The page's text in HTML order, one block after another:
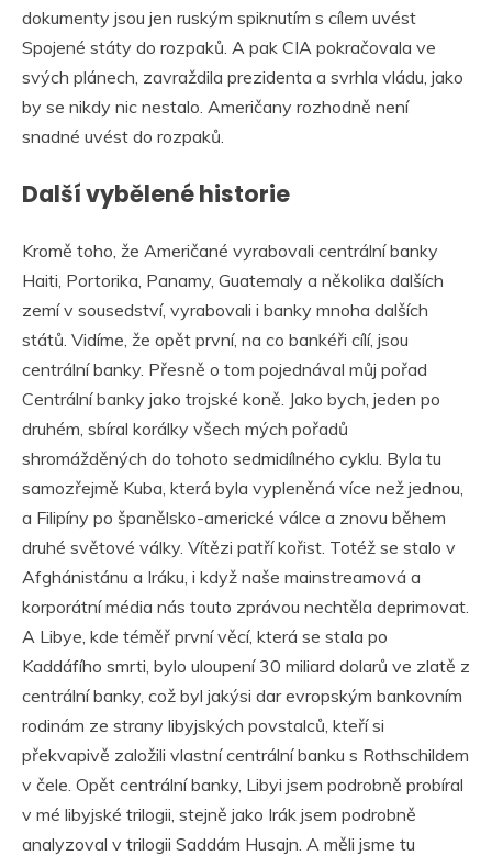
dokumenty jsou jen ruským spiknutím s cílem uvést
Spojené státy do rozpaků. A pak CIA pokračovala ve
svých plánech, zavraždila prezidenta a svrhla vládu, jako
by se nikdy nic nestalo. Američany rozhodně není
snadné uvést do rozpaků.
Další vybělené historie
Kromě toho, že Američané vyrabovali centrální banky
Haiti, Portorika, Panamy, Guatemaly a několika dalších
zemí v sousedství, vyrabovali i banky mnoha dalších
států. Vidíme, že opět první, na co bankéři cílí, jsou
centrální banky. Přesně o tom pojednával můj pořad
Centrální banky jako trojské koně. Jako bych, jeden po
druhém, sbíral korálky všech mých pořadů
shromážděných do tohoto sedmidílného cyklu. Byla tu
samozřejmě Kuba, která byla vypleněná více než jednou,
a Filipíny po španělsko-americké válce a znovu během
druhé světové války. Vítězi patří kořist. Totéž se stalo v
Afghánistánu a Iráku, i když naše mainstreamová a
korporátní média nás touto zprávou nechtěla deprimovat.
A Libye, kde téměř první věcí, která se stala po
Kaddáfího smrti, bylo uloupení 30 miliard dolarů ve zlatě z
centrální banky, což byl jakýsi dar evropským bankovním
rodinám ze strany libyjských povstalců, kteří si
překvapivě založili vlastní centrální banku s Rothschildem
v čele. Opět centrální banky, Libyi jsem podrobně probíral
v mé libyjské trilogii, stejně jako Irák jsem podrobně
analyzoval v trilogii Saddám Husajn. A měli jsme tu